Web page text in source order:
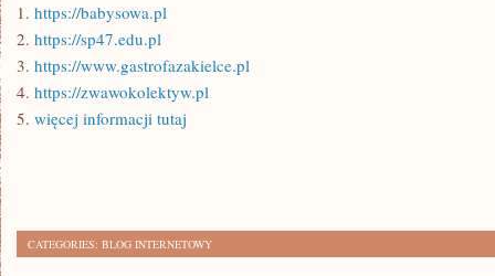
1. https://babysowa.pl
2. https://sp47.edu.pl
3. https://www.gastrofazakielce.pl
4. https://zwawokolektyw.pl
5. więcej informacji tutaj
CATEGORIES: BLOG INTERNETOWY